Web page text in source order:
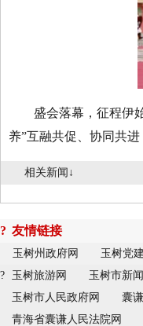
盛会落幕，征程伊始
养”互融共促、协同共
相关新闻↓
? 友情链接
玉树州政府网 玉树党
?
玉树旅游网 玉树市新
玉树市人民政府网
囊
青海省囊谦人民法院网